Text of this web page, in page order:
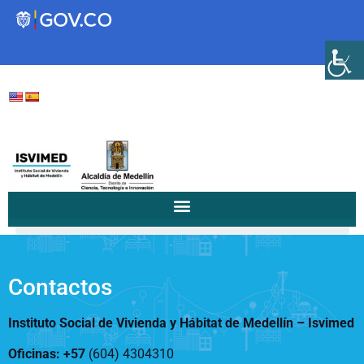
Transparencia
Participa
Instituto Social de Vivienda y
Hábitat de Medellín
Servicios
Mejoramiento de
Notificaciones a la Comunidad...
Contactos
Instituto Social de Vivienda y Hábitat de Medellín –Isvimed
Oficinas: +57 (604) 4304310